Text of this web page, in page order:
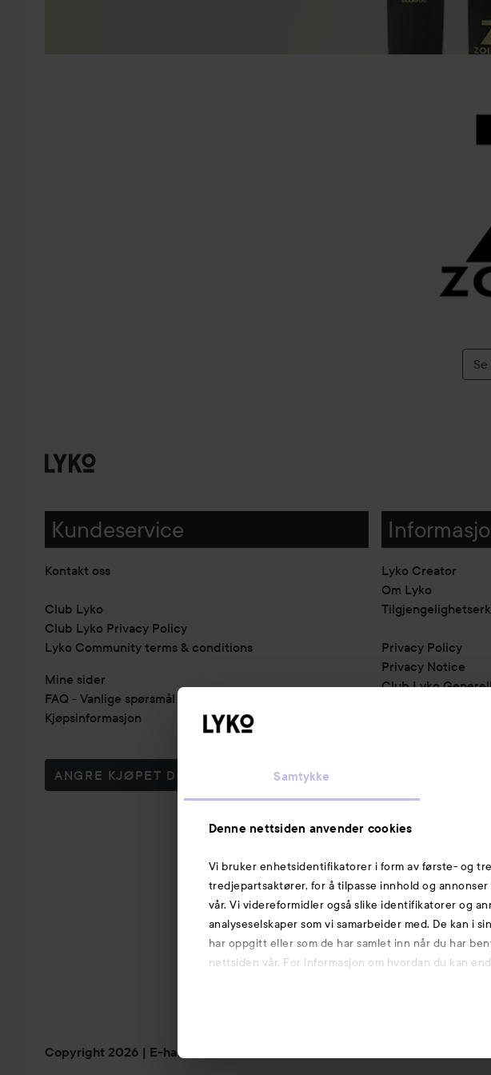
Samtykke
Denne nettsiden anvender cookies
Vi bruker enhetsidentifikatorer i form av første- og
tredjepartsaktører, for å tilpasse innhold og
vår. Vi videreformidler også slike identifikatorer og
analyseselskaper som vi samarbeider med. De kan i
har oppgitt eller som de har samlet inn når du har
nettsiden vår. For informasjon om hvordan du kan
Kundeservice
Kontakt oss
Club Lyko
Club Lyko Privacy Policy
Lyko Community terms & conditions
Mine sider
FAQ - Vanlige spørsmål & svar
Kjøpsinformasjon
ANGRE KJØPET DITT
Lyko Creator
Om Lyko
Privacy Policy
Privacy Notice
Club Lyko
Rabattkoder
Michael Edwards
Også av
Premium
Copyright 2026 E-handel av Avensia